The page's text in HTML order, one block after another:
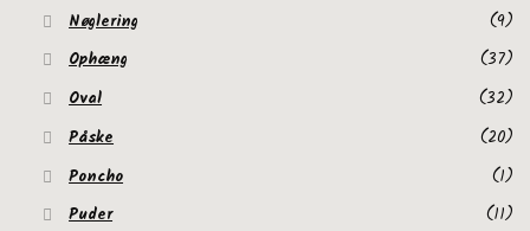
Nøglering
(9)
Ophæng
(37)
Oval
(32)
Påske
(20)
Poncho
(1)
Puder
(11)